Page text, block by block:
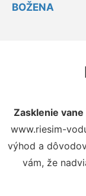
BOŽENA
Zasklenie
www.riesim-
výhod a
vám, že